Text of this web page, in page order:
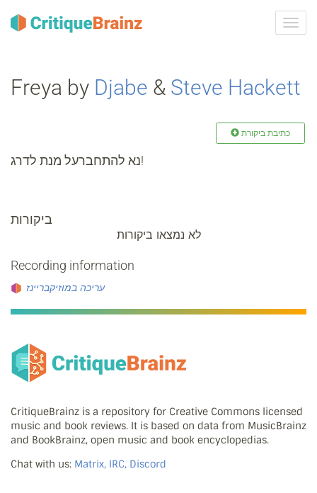
ברר
ניווט
Freya by Djabe & Steve Hackett
כתיבת ביקורת
נא להתחברעל מנת לדרג!
ביקורות
לא נמצאו ביקורות
Recording information
עריכה במוזיקבריינז
CritiqueBrainz is a repository for Creative Commons licensed
music and book reviews. It is based on data from MusicBrainz
and BookBrainz, open music and book encyclopedias.
Chat with us: Matrix, IRC, Discord